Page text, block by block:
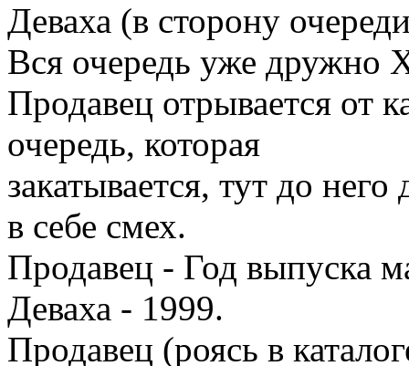
Деваха (в сторону
Вся очередь уже
Продавец отрывается от
очередь, которая
закатывается, тут до
в себе смех.
Продавец - Год выпуска
Деваха - 1999.
Продавец (роясь в